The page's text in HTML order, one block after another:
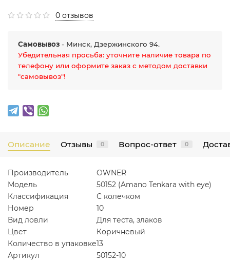
0 отзывов
Самовывоз - Минск, Дзержинского 94.
Убедительная просьба: уточните наличие товара по
телефону или оформите заказ с методом доставки
"самовывоз"!
Описание Отзывы 0 Вопрос-ответ 0
Производитель
OWNER
Модель
50152 (Amano Tenkara with eye)
Классификация
С колечком
Номер
10
Вид ловли
Для теста, злаков
Цвет
Коричневый
Количество в упаковке13
Артикул
50152-10